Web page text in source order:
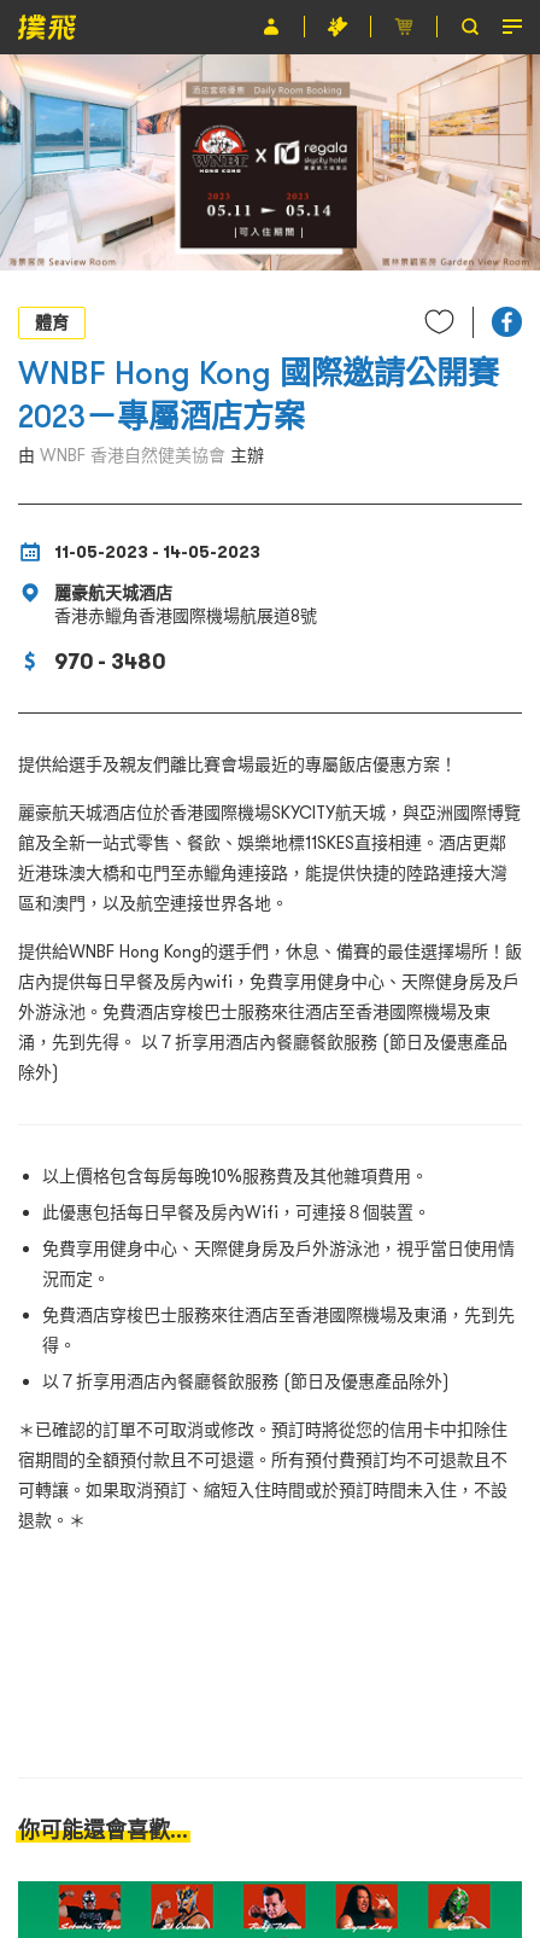
節目
主辦單位
關於撲飛
條款及細則
EN
體育
WNBF Hong Kong 國際邀請公開賽
2023－專屬酒店方案
由 WNBF 香港自然健美協會 主辦
11-05-2023 - 14-05-2023
麗豪航天城酒店
香港赤鱲角香港國際機場航展道8號
970 - 3480
提供給選手及親友們離比賽會場最近的專屬飯店優惠方案！
麗豪航天城酒店位於香港國際機場SKYCITY航天城，與亞洲國際博覽
館及全新一站式零售、餐飲、娛樂地標11SKES直接相連。酒店更鄰
近港珠澳大橋和屯門至赤鱲角連接路，能提供快捷的陸路連接大灣
區和澳門，以及航空連接世界各地。
提供給ＷNBF Hong Kong的選手們，休息、備賽的最佳選擇場所！飯
店內提供每日早餐及房內wifi，免費享用健身中心、天際健身房及戶
外游泳池。免費酒店穿梭巴士服務來往酒店至香港國際機場及東
涌，先到先得。 以７折享用酒店內餐廳餐飲服務 (節日及優惠產品
除外)
以上價格包含每房每晚10%服務費及其他雜項費用。
此優惠包括每日早餐及房內Wifi，可連接８個裝置。
免費享用健身中心、天際健身房及戶外游泳池，視乎當日使用情
況而定。
免費酒店穿梭巴士服務來往酒店至香港國際機場及東涌，先到先
得。
以７折享用酒店內餐廳餐飲服務 (節日及優惠產品除外)
＊已確認的訂單不可取消或修改。預訂時將從您的信用卡中扣除住
宿期間的全額預付款且不可退還。所有預付費預訂均不可退款且不
可轉讓。如果取消預訂、縮短入住時間或於預訂時間未入住，不設
退款。＊
你可能還會喜歡...